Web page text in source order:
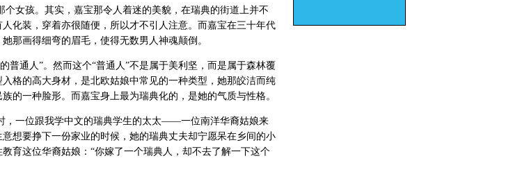
个女孩。其实，嘉宝那令人着迷的美貌，在瑞典的街道上并不
化装，穿着亦很随便，所以才不引人注意。而嘉宝在三十年代
那画得细弯的眉毛，使得无数男人神魂颠倒。
普通人”。然而这个“普通人”不是属于美利坚，而是属于森林覆
格的高大身材，是北欧姑娘中常见的一种类型，她那皎洁而纯
的一种脸形。而嘉宝身上最为瑞典化的，是她的气质与性格。
，一位跟我学中文的瑞典学生的太太——一位南洋华裔姑娘来
想要挣下一份家业的时候，她的瑞典丈夫却宁愿呆在乡间的小
育这位华裔姑娘：“你嫁了一个瑞典人，却不去了解一下这个